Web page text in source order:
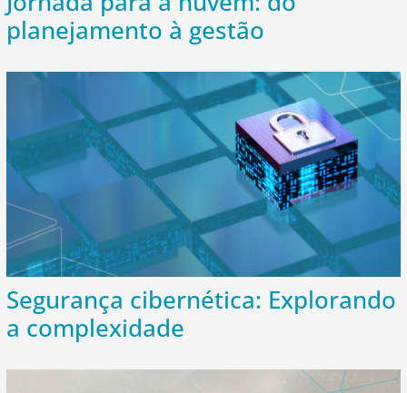
planejamento à gestão
Segurança cibernética: Explorando
a complexidade